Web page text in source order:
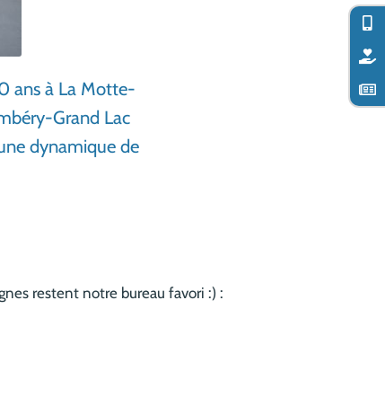
ans à La Motte-
Grand Lac
dynamique de
restent notre bureau favori :) :